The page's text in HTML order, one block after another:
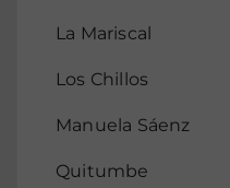
La Mariscal
Los Chillos
Manuela Sáenz
Quitumbe